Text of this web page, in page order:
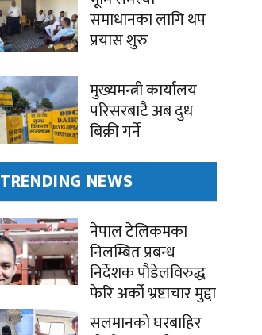
समाधानका लागि थप
प्रयास शुरु
मुख्यमन्त्री कार्यालय
परिसरबाटै अब दुध
बिक्री गर्ने
TRENDING NEWS
नेपाल टेलिकमका
निलम्बित प्रबन्ध
निर्देशक पौडेलविरुद्ध
फेरि अर्को भ्रष्टाचार मुद्दा
सलमानको घरबाहिर